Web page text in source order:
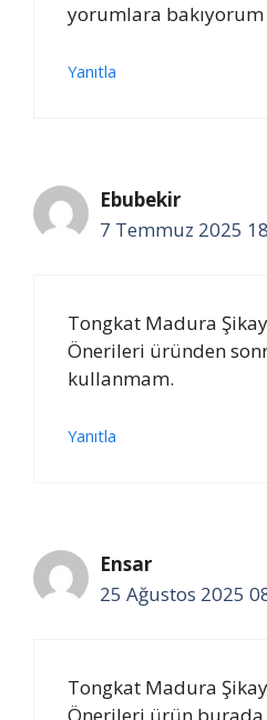
yorumlara bakıyorum
Yanıtla
Ebubekir
7 Temmuz 2025
Tongkat Madura
Önerileri üründen
kullanmam.
Yanıtla
Ensar
25 Ağustos 2025
Tongkat Madura